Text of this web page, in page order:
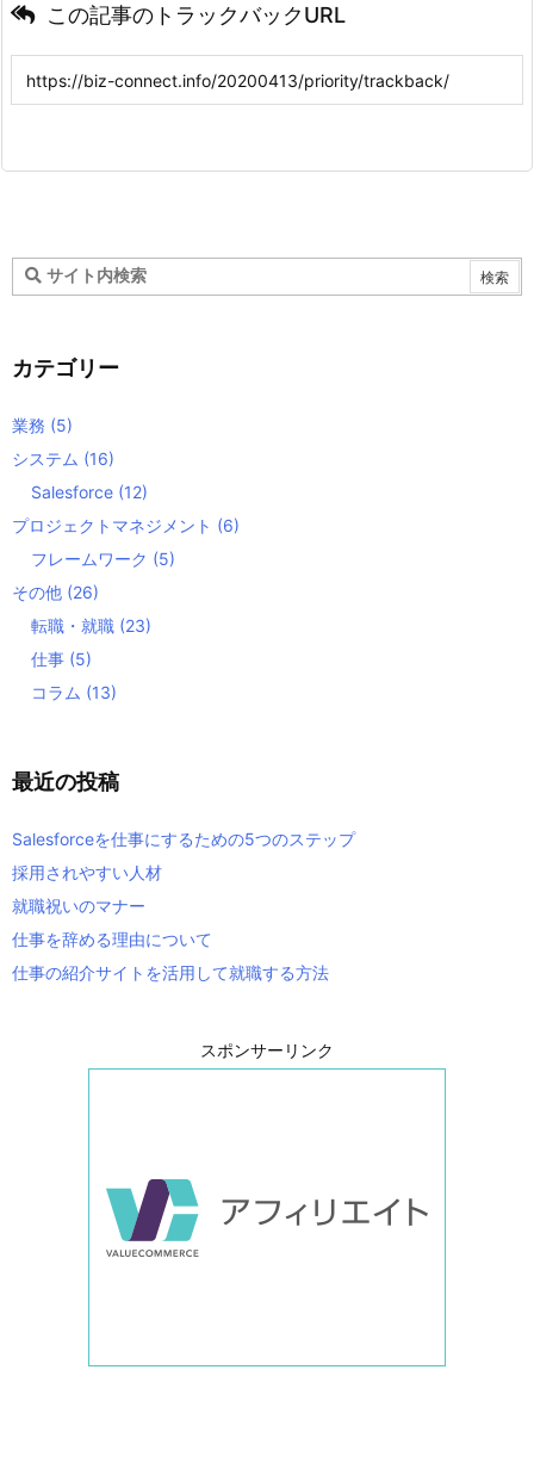
この記事のトラックバックURL
カテゴリー
業務 (5)
システム (16)
Salesforce (12)
プロジェクトマネジメント (6)
フレームワーク (5)
その他 (26)
転職・就職 (23)
仕事 (5)
コラム (13)
最近の投稿
Salesforceを仕事にするための5つのステップ
採用されやすい人材
就職祝いのマナー
仕事を辞める理由について
仕事の紹介サイトを活用して就職する方法
スポンサーリンク